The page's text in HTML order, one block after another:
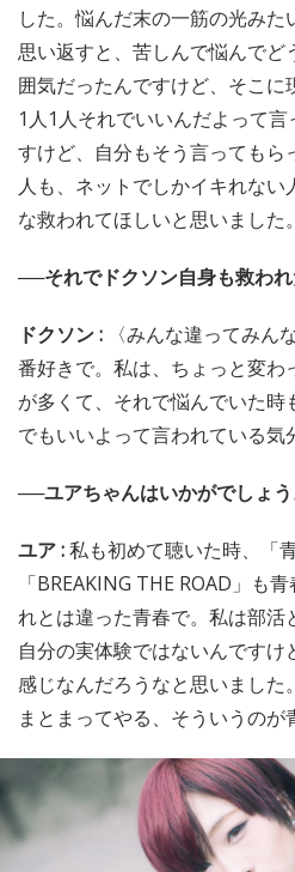
した。悩んだ末の一筋の光み
思い返すと、苦しんで悩んでど
囲気だったんですけど、そこに
1人1人それでいいんだよって
すけど、自分もそう言ってもら
人も、ネットでしかイキれな
な救われてほしいと思いました
──それでドクソン自身も救われ
ドクソン :
〈みんな違ってみん
番好きで。私は、ちょっと変わ
が多くて、それで悩んでいた
でもいいよって言われている気
──ユアちゃんはいかがでしょう
ユア :私も初めて聴いた時、「
「BREAKING THE ROAD」も
れとは違った青春で。私は部活
自分の実体験ではないんです
感じなんだろうなと思いまし
まとまってやる、そういうのが